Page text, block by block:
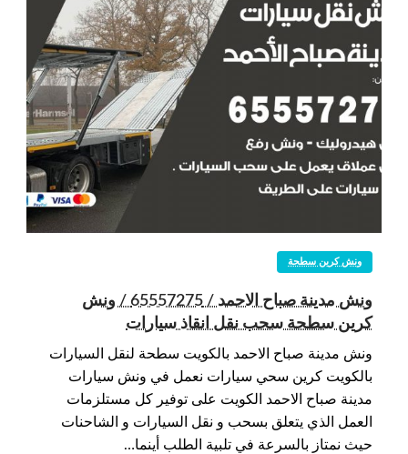
ونش كرين سطحة
ونش مدينة صباح الاحمد / 65557275 / ونش
كرين سطحة سحب نقل انقاذ سيارات
ونش مدينة صباح الاحمد بالكويت سطحة لنقل السيارات
بالكويت كرين سحي سيارات نعمل في ونش سيارات
مدينة صباح الاحمد الكويت على توفير كل مستلزمات
العمل الذي يتعلق بسحب و نقل السيارات و الشاحنات
حيث نمتاز بالسرعة في تلبية الطلب أينما…